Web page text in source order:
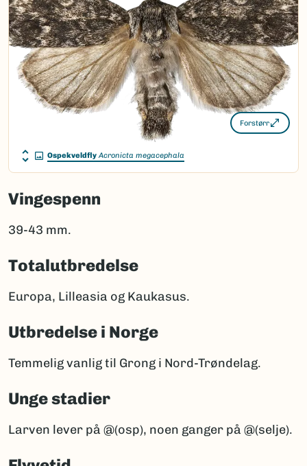
Forstørr
Ospekveldfly Acronicta megacephala
Vingespenn
39-43 mm.
Totalutbredelse
Europa, Lilleasia og Kaukasus.
Utbredelse i Norge
Temmelig vanlig til Grong i Nord-Trøndelag.
Unge stadier
Larven lever på @(osp), noen ganger på @(selje).